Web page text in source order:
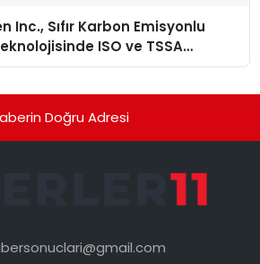
Inc., Sıfır Karbon Emisyonlu
ISO ve TSSA
Aldı
Doğru Adresi